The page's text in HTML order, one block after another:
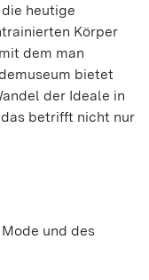
heutige
Körper
dem man
bietet
der Ideale in
betrifft nicht nur
und des